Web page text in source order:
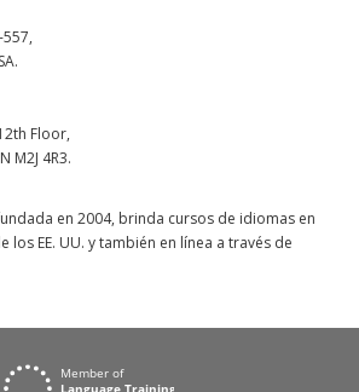
Floor,
M2J 4R3.
en 2004, brinda cursos de idiomas en
los EE. UU. y también en línea a través de